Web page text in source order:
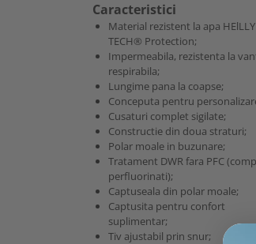
Caracteristici
Material rezistent la apa HElLLY
TECH® Protection;
Impermeabila, rezistenta la
respirabila;
Lungime pana la coapse;
Conceputa pentru
Cusaturi complet sigilate;
Constructie din doua straturi;
Polar moale in buzunare;
Tratament DWR fara PFC
perfluorinati);
Captuseala din polar moale;
Captusita pentru confort
suplimentar;
Tiv ajustabil prin snur;